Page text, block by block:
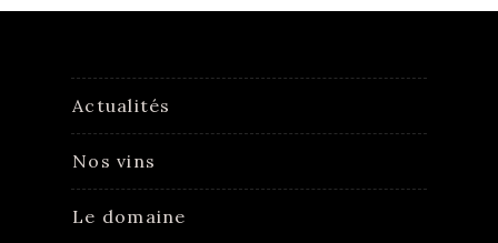
Actualités
Nos vins
Le domaine